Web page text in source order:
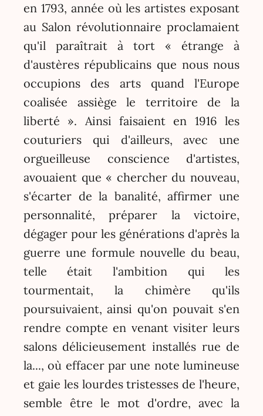
en 1793, année où les artistes exposant
au Salon révolutionnaire proclamaient
qu'il paraîtrait à tort « étrange à
d'austères républicains que nous nous
occupions des arts quand l'Europe
coalisée assiège le territoire de la
liberté ». Ainsi faisaient en 1916 les
couturiers qui d'ailleurs, avec une
orgueilleuse conscience d'artistes,
avouaient que « chercher du nouveau,
s'écarter de la banalité, affirmer une
personnalité, préparer la victoire,
dégager pour les générations d'après la
guerre une formule nouvelle du beau,
telle était l'ambition qui les
tourmentait, la chimère qu'ils
poursuivaient, ainsi qu'on pouvait s'en
rendre compte en venant visiter leurs
salons délicieusement installés rue de
la..., où effacer par une note lumineuse
et gaie les lourdes tristesses de l'heure,
semble être le mot d'ordre, avec la